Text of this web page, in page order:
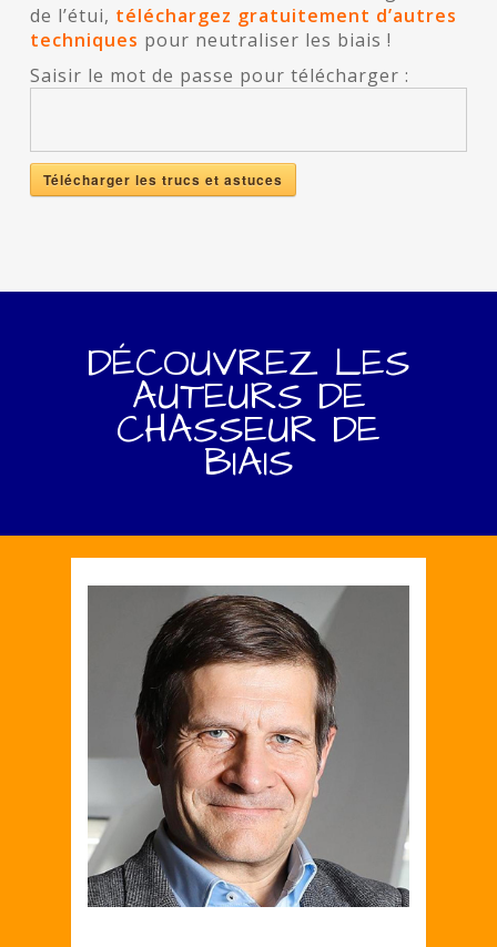
de l’étui, téléchargez gratuitement d’autres
techniques pour neutraliser les biais !
Saisir le mot de passe pour télécharger :
Télécharger les trucs et astuces
DÉCOUVREZ LES
AUTEURS DE
CHASSEUR DE
BIAIS